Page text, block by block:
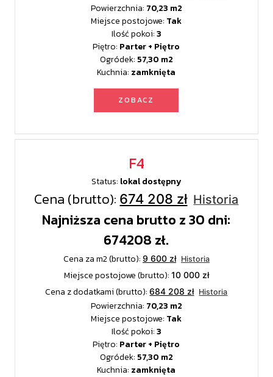
Powierzchnia: 70,23
Miejsce postojowe: Tak
Ilość pokoi:3
Piętro: Parter + Piętro
Ogródek: 57,30
Kuchnia: zamknięta
ZOBACZ
F4
Status: lokal dostępny
Cena (brutto): 674 208 zł Historia
Najniższa cena brutto z 30 dni:
674208 zł.
Cena za m2 (brutto): 9 600 zł Historia
Miejsce postojowe (brutto): 10 000 zł
Cena z dodatkami (brutto):684 208 zł Historia
Powierzchnia: 70,23
Miejsce postojowe: Tak
Ilość pokoi:3
Piętro: Parter + Piętro
Ogródek: 57,30
Kuchnia: zamknięta